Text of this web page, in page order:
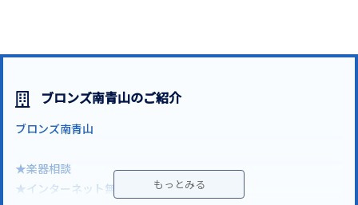
ブロンズ南青山のご紹介
ブロンズ南青山
★楽器相談
★インターネット無料